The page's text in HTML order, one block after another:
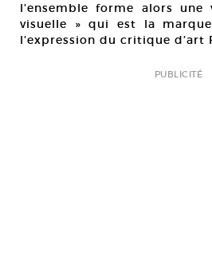
l’ensemble forme alors
visuelle » qui est la marque
l’expression du critique d’art
PUBLICITÉ